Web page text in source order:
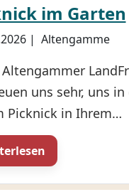
im Garten
| Altengamme
uns sehr, uns
Picknick in Ihrem…